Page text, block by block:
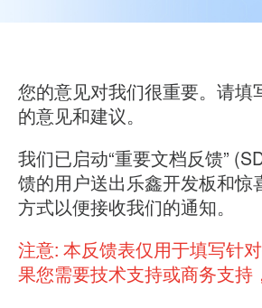
您的意见对我们很重要。请填
的意见和建议。
我们已启动“重要文档反馈”
馈的用户送出乐鑫开发板和惊
方式以便接收我们的通知。
注意: 本反馈表仅用于填写针
果您需要技术支持或商务支持